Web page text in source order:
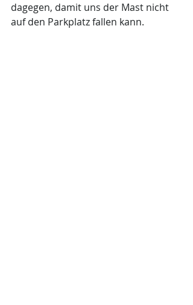
dagegen, damit uns der Mast nicht
auf den Parkplatz fallen kann.